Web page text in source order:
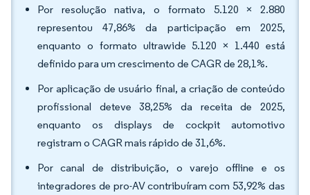
Por resolução nativa, o formato 5.120 × 2.880
representou 47,86% da participação em 2025,
enquanto o formato ultrawide 5.120 × 1.440 está
definido para um crescimento de CAGR de 28,1%.
Por aplicação de usuário final, a criação de conteúdo
profissional deteve 38,25% da receita de 2025,
enquanto os displays de cockpit automotivo
registram o CAGR mais rápido de 31,6%.
Por canal de distribuição, o varejo offline e os
integradores de pro-AV contribuíram com 53,92% das